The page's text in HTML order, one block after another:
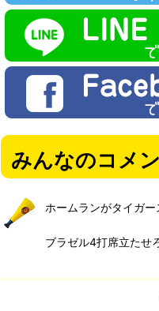
みんなのコメ
ホームランがタイガ
ブラゼル4打席立たせ